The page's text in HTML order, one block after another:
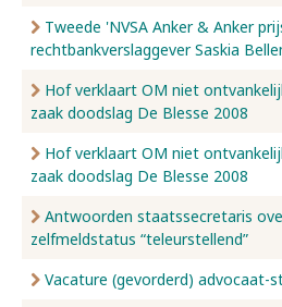
Tweede 'NVSA Anker & Anker
rechtbankverslaggever Saskia
Hof verklaart OM niet
zaak doodslag De Blesse 2008
Hof verklaart OM niet
zaak doodslag De Blesse 2008
Antwoorden staatssecretaris
zelfmeldstatus “teleurstellend”
Vacature (gevorderd) advocaat-